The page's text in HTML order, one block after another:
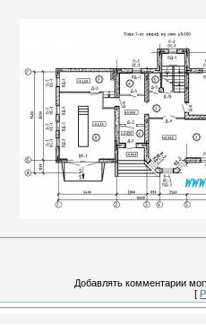
Добавлять комментарии
[